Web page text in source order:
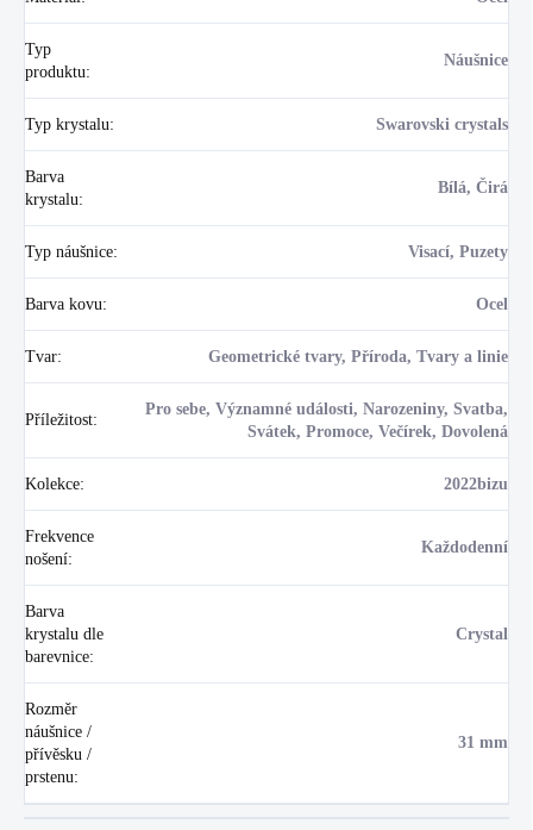
Typ
produktu:
Náušnice
Typ krystalu: Swarovski crystals
Barva
krystalu:
Bílá, Čirá
Typ náušnice: Visací, Puzety
Barva kovu: Ocel
Tvar: Geometrické tvary, Příroda, Tvary a linie
Příležitost:
Pro sebe, Významné události, Narozeniny, Svatba,
Svátek, Promoce, Večírek, Dovolená
Kolekce: 2022bizu
Frekvence
nošení:
Každodenní
Barva
krystalu dle
barevnice:
Crystal
Rozměr
náušnice /
přívěsku /
prstenu:
31 mm